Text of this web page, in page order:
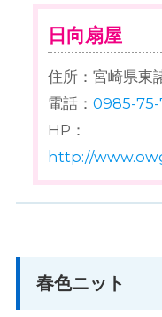
日向扇屋
住所：宮崎県東
電話：0985-
HP：
http://
春色ニット